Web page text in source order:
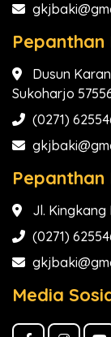
Pepanthan
Dusun
Sukoharjo
(0271)
Pepanthan
Jl. Kingkang
(0271)
Media